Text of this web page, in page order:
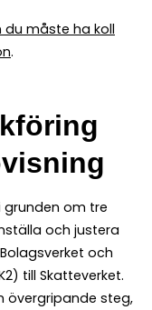
måste ha koll
.
om tre
och justera
och
till Skatteverket.
övergripande steg,